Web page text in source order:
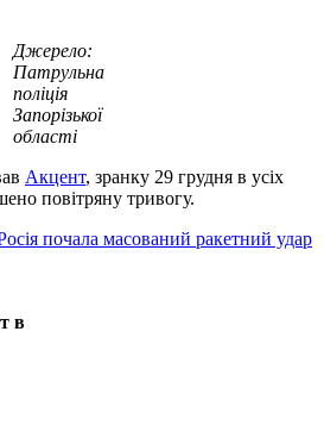
Джерело:
Патрульна
поліція
Запорізької
області
Акцент, зранку 29 грудня в усіх
повітряну тривогу.
почала масований ракетний удар
в